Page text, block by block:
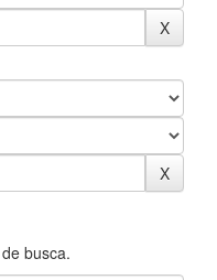
busca.